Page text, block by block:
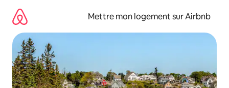
directement
contenu
Mettre mon logement sur Airbnb